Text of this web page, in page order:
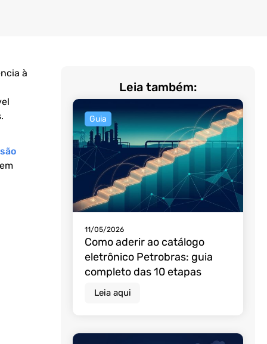
à
Leia também:
Guia
11/05/2026
Como aderir ao catálogo
eletrônico Petrobras: guia
completo das 10 etapas
Leia aqui